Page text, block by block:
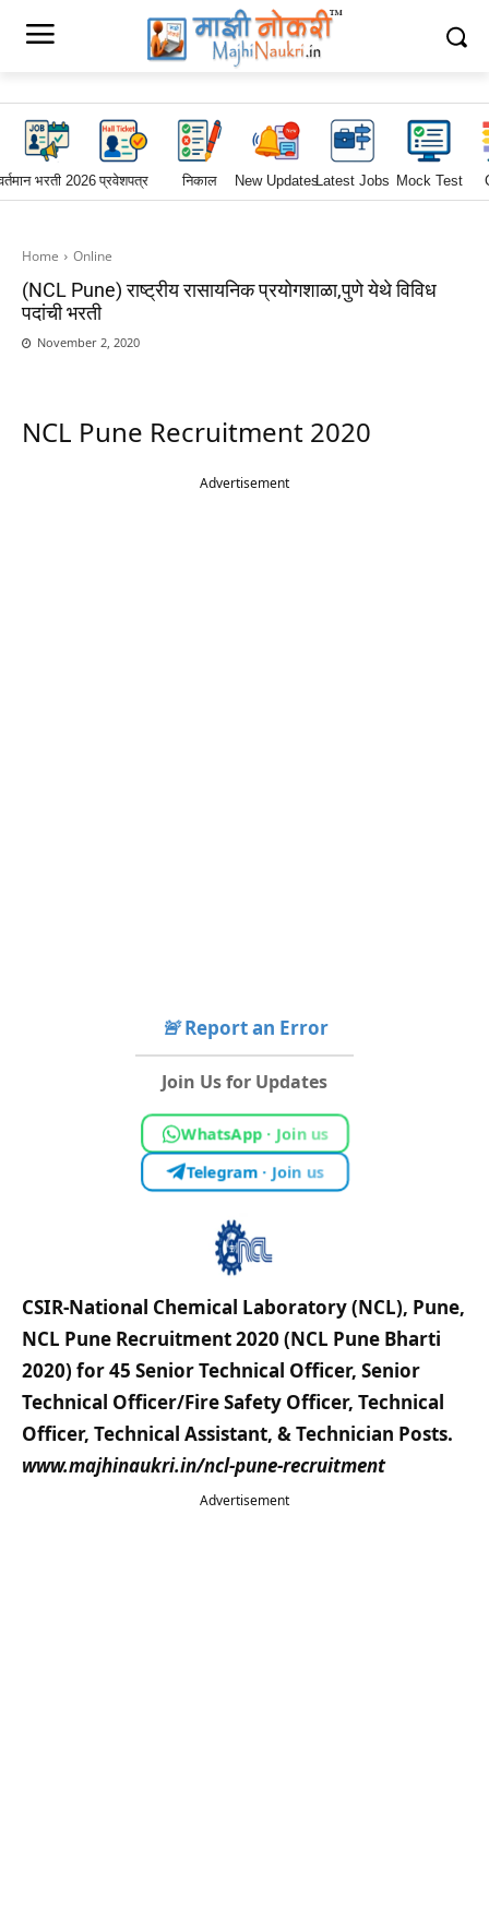
भरती 2026प्रवेशपत्र निकाल New UpdatesLatest Jobs Mock Test
Home Online
(NCL Pune) राष्ट्रीय रासायनिक प्रयोगशाळा,पुणे येथे विविध
पदांची भरती
November 2, 2020
NCL Pune Recruitment 2020
Advertisement
🚨Report an Error
Join Us for Updates
WhatsApp · Join us
Telegram · Join us
CSIR-National Chemical Laboratory (NCL), Pune,
NCL Pune Recruitment 2020 (NCL Pune Bharti
2020) for 45 Senior Technical Officer, Senior
Technical Officer/Fire Safety Officer, Technical
Officer, Technical Assistant, & Technician Posts.
www.majhinaukri.in/ncl-pune-recruitment
Advertisement